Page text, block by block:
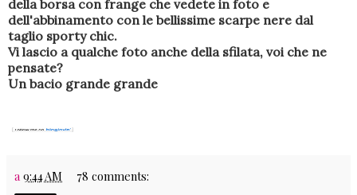
della borsa con frange che vedete in foto e
dell'abbinamento con le bellissime scarpe nere dal
taglio sporty chic.
Vi lascio a qualche foto anche della sfilata, voi che ne
pensate?
Un bacio grande grande
a9:44 AM 78 comments: